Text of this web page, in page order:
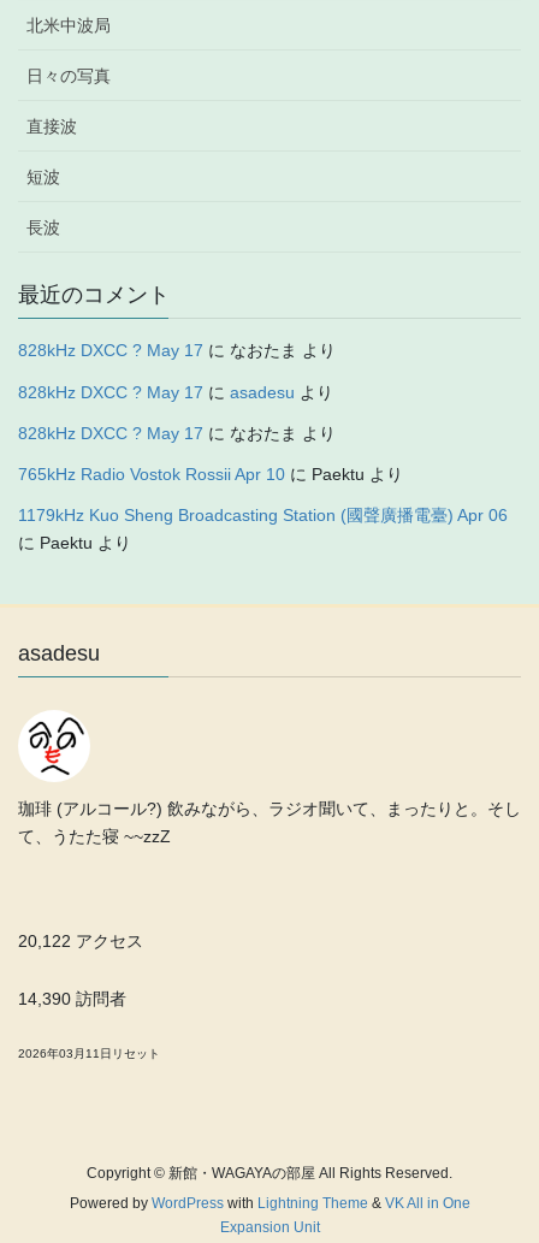
北米中波局
日々の写真
直接波
短波
長波
最近のコメント
828kHz DXCC ? May 17 に なおたま より
828kHz DXCC ? May 17 に asadesu より
828kHz DXCC ? May 17 に なおたま より
765kHz Radio Vostok Rossii Apr 10 に Paektu より
1179kHz Kuo Sheng Broadcasting Station (國聲廣播電臺) Apr 06
に Paektu より
asadesu
珈琲 (アルコール?) 飲みながら、ラジオ聞いて、まったりと。そし
て、うたた寝 ~~zzZ
20,122 アクセス
14,390 訪問者
2026年03月11日リセット
Copyright © 新館・WAGAYAの部屋 All Rights Reserved.
Powered by WordPresswith Lightning Theme & VK All in One
Expansion Unit